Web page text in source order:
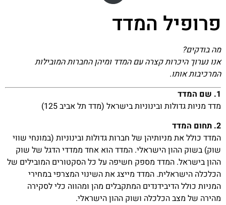
פרופיל המדד
מה בודקים?
אנו נערוך היכרות קצרה עם המדד ומיהן החברות המובילות
המרכיבות אותו.
1. שם המדד
מדד מניות גדולות ובינוניות בישראל (מדד תל אביב 125)
2. תחום המדד
המדד כולל את מניותיהן של חברות גדולות ובינוניות (במונחי שווי
שוק) בשוק ההון הישראלי. המדד הוא אחד ממדדי הדגל של שוק
ההון בישראל. המדד מספק חשיפה על כל הסקטורים המובילים של
הכלכלה הישראלית. המדד מייצג את השינוי המצרפי במחירי
המניות כולל הדיבידנדים המתקבלים מהן ומהווה כלי לסקירה
מהירה של מצב הכלכלה ושוק ההון הישראלי.